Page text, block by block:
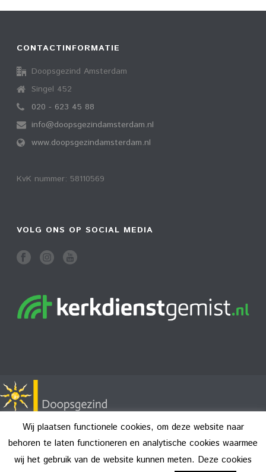
CONTACTINFORMATIE
Doopsgezind Amsterdam
Singel 452
020 - 623 45 88
info@doopsgezindamsterdam.nl
www.doopsgezindamsterdam.nl
KvK nummer: 58110569
VOLG ONS OP SOCIAL MEDIA
Copyright All Rights Reserved © 2026
Wij plaatsen functionele cookies, om deze website naar
behoren te laten functioneren en analytische cookies waarmee
wij het gebruik van de website kunnen meten. Deze cookies